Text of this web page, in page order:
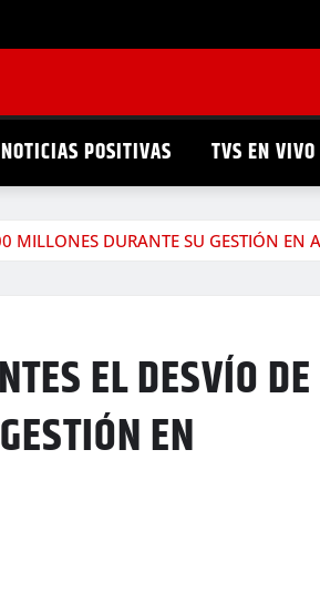
NOTICIAS POSITIVAS TVS EN VIVO
MILLONES DURANTE SU GESTIÓN EN
EL DESVÍO DE
EN